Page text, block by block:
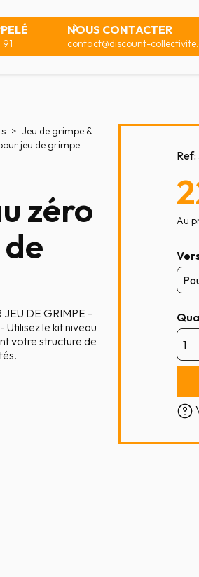
NOUS CONTACTER
contact@discount-
Jeu de grimpe &
jeu de grimpe
zéro
JEU DE GRIMPE -
Utilisez le kit niveau
votre structure de
Ref:
Au